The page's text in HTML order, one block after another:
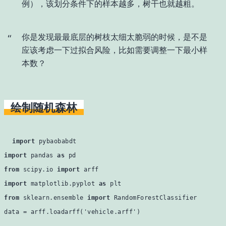
例），该划分条件下的样本越多，树干也就越粗。
你是发现最最底层的树枝太细太脆弱的时候，是不是
应该考虑一下过拟合风险，比如需要调整一下最小样
本数？
绘制随机森林
import
import pandas as
from scipy.io import
import matplotlib.pyplot as
from sklearn.ensemble import RandomForestClassifier
data = arff.loadarff( 'vehicle.arff' )